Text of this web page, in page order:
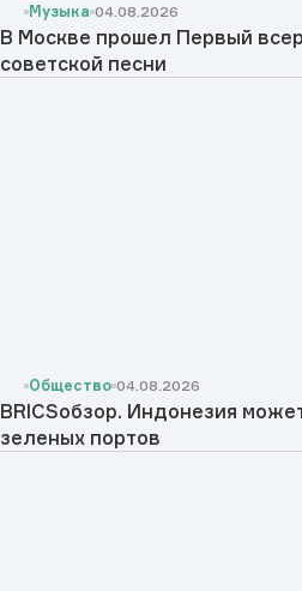
Музыка 04.08.2026
В Москве прошел Первый
советской песни
Общество 04.08.2026
BRICSобзор. Индонезия
зеленых портов